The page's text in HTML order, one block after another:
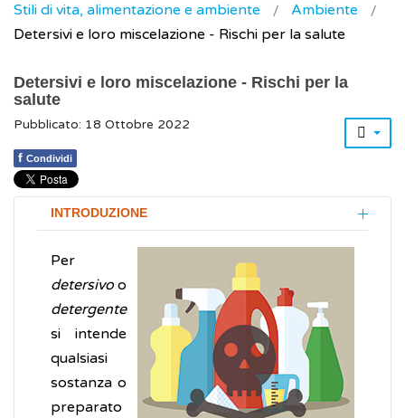
Stili di vita, alimentazione e ambiente
Ambiente
Detersivi e loro miscelazione - Rischi per la salute
Detersivi e loro miscelazione - Rischi per la
salute
Pubblicato: 18 Ottobre 2022
f Condividi
INTRODUZIONE
Per
detersivoo
detergente
si intende
qualsiasi
sostanza o
preparato